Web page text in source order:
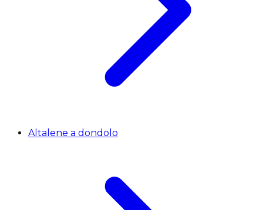
Altalene a dondolo